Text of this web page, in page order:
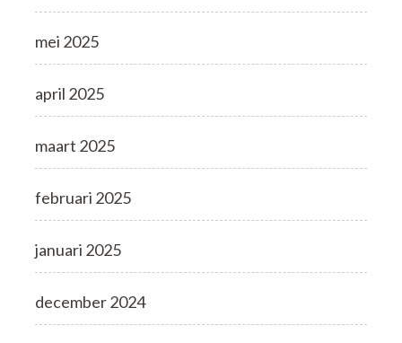
mei 2025
april 2025
maart 2025
februari 2025
januari 2025
december 2024